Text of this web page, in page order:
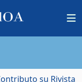
su Rivista